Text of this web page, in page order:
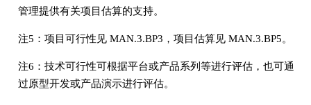
管理提供有关项目估算的支持。
注5：项目可行性见 MAN.3.BP3，项目估算见 MAN.3.BP5。
注6：技术可行性可根据平台或产品系列等进行评估，也可通
过原型开发或产品演示进行评估。